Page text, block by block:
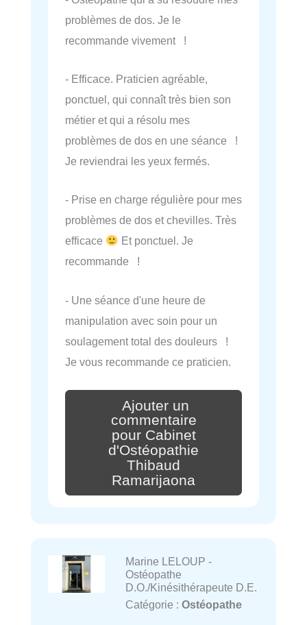
problèmes de dos. Je le
recommande vivement !
- Efficace. Praticien agréable,
ponctuel, qui connaît très bien son
métier et qui a résolu mes
problèmes de dos en une séance !
Je reviendrai les yeux fermés.
- Prise en charge régulière pour mes
problèmes de dos et chevilles. Très
efficace
Et ponctuel. Je
recommande !
- Une séance d'une heure de
manipulation avec soin pour un
soulagement total des douleurs !
Je vous recommande ce praticien.
Ajouter un
commentaire
pour Cabinet
d'Ostéopathie
Thibaud
Ramarijaona
Marine LELOUP -
Ostéopathe
D.O./Kinésithérapeute D.E.
Catégorie : Ostéopathe